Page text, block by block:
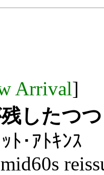
Arrival]
したつ
ﾄ･ｱﾄｷﾝｽ